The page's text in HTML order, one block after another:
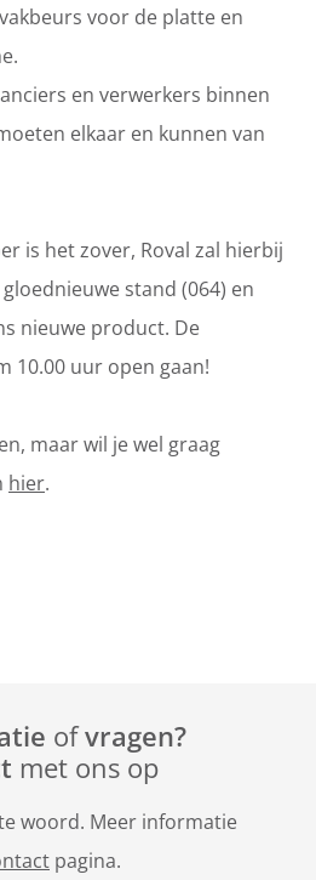
vakbeurs voor de platte en
en verwerkers binnen
elkaar en kunnen van
is het zover, Roval zal hierbij
stand (064) en
nieuwe product. De
10.00 uur open gaan!
maar wil je wel graag
hier.
ofvragen?
met ons op
woord. Meer informatie
pagina.